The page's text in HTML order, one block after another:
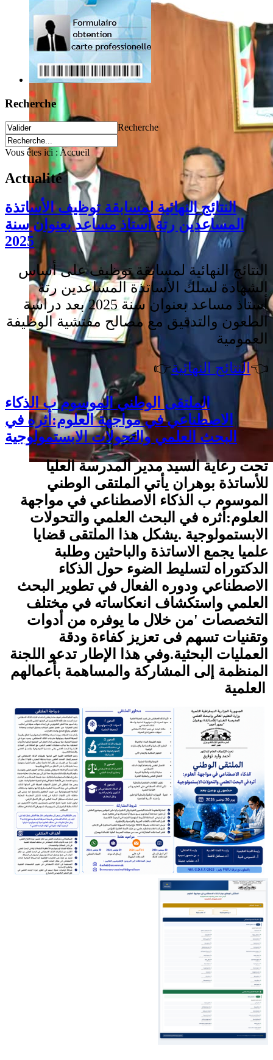
Recherche
Recherche
Vous êtes ici :Accueil
Actualité
النتائج النهائية لمسابقة توظيف الأساتذة
المساعدين رتة أستاذ مساعد بعنوان سنة
2025
النتائج النهائية لمسابقة توظيف على أساس
الشهادة لسلك الأساتذة المساعدين رتة
أستاذ مساعد بعنوان سنة 2025 بعد دراسة
الطعون والتدقيق مع مصالح مفتشية الوظيفة
العمومية
👉النتائج النهائية 👈
الملتقى الوطني الموسوم ب الذكاء
الاصطناعي في مواجهة العلوم:أثره في
البحث العلمي والتحولات الابستمولوجية
تحت رعاية السيد مدير المدرسة العليا
للأساتذة بوهران يأتي الملتقى الوطني
الموسوم ب الذكاء الاصطناعي في مواجهة
العلوم:أثره في البحث العلمي والتحولات
الابستمولوجية .يشكل هذا الملتقى قضايا
علميا يجمع الاساتذة والباحثين وطلبة
الدكتوراه لتسليط الضوء حول الذكاء
الاصطناعي ودوره الفعال في تطوير البحث
العلمي واستكشاف انعكاساته في مختلف
التخصصات 'من خلال ما يوفره من أدوات
وتقنيات تسهم فى تعزيز كفاءة ودقة
العمليات البحثية.وفي هذا الإطار تدعو اللجنة
المنظمة إلى المشاركة والمساهمة بأعمالهم
العلمية